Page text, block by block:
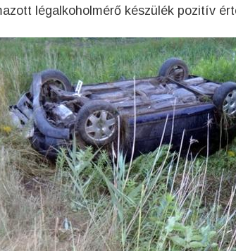
légalkoholmérő készülék pozitív